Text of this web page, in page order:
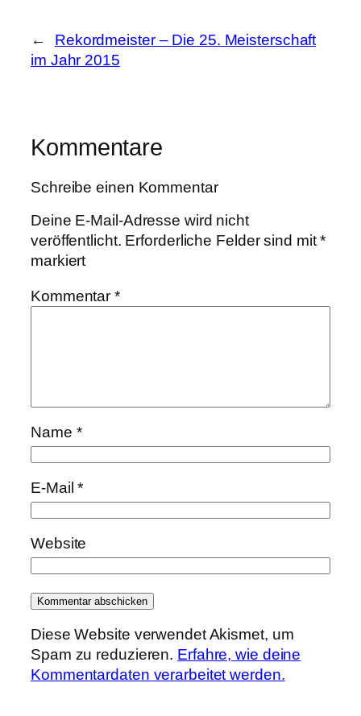
←
Rekordmeister – Die 25. Meisterschaft
im Jahr 2015
Kommentare
Schreibe einen Kommentar
Deine E-Mail-Adresse wird nicht
veröffentlicht. Erforderliche Felder sind mit*
markiert
Kommentar*
Name *
E-Mail*
Website
Diese Website verwendet Akismet, um
Spam zu reduzieren. Erfahre, wie deine
Kommentardaten verarbeitet werden.